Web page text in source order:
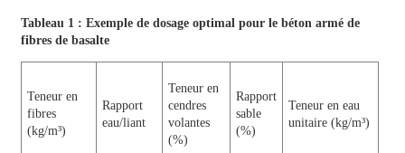
Tableau 1 : Exemple de dosage optimal pour le béton armé de
fibres de basalte
Teneur en
fibres
(kg/m³)
Rapport
eau/liant
Teneur en
cendres
volantes
(%)
Rapport
sable
(%)
Teneur en eau
unitaire (kg/m³)